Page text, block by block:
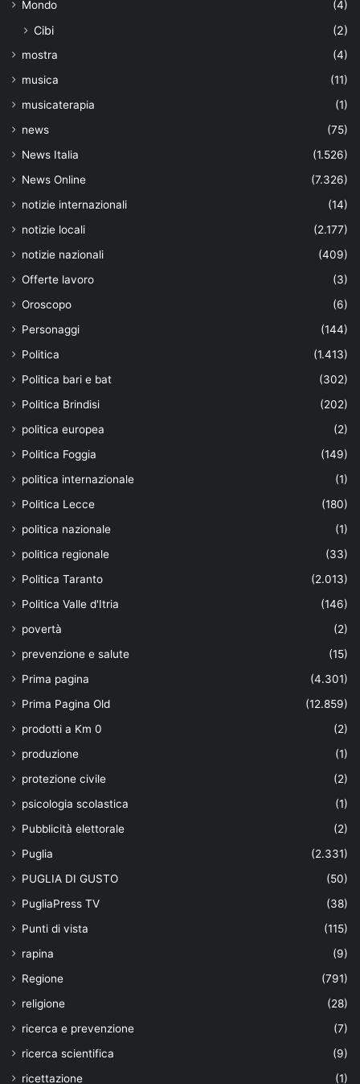
Mondo (4)
Cibi (2)
mostra
(4)
musica
(11)
musicaterapia
(1)
news
(75)
News Italia
(1.526)
News Online
(7.326)
notizie internazionali
(14)
notizie locali
(2.177)
notizie nazionali
(409)
Offerte lavoro
(3)
Oroscopo
(6)
Personaggi
(144)
Politica
(1.413)
Politica bari e bat
(302)
Politica Brindisi
(202)
politica europea
(2)
Politica Foggia
(149)
politica internazionale
(1)
Politica Lecce
(180)
politica nazionale
(1)
politica regionale
(33)
Politica Taranto
(2.013)
Politica Valle d'Itria
(146)
povertà
(2)
prevenzione e salute
(15)
Prima pagina
(4.301)
Prima Pagina Old
(12.859)
prodotti a Km 0
(2)
produzione
(1)
protezione civile
(2)
psicologia scolastica
(1)
Pubblicità elettorale
(2)
Puglia
(2.331)
PUGLIA DI GUSTO
(50)
PugliaPress TV
(38)
Punti di vista
(115)
rapina
(9)
Regione
(791)
religione
(28)
ricerca e prevenzione
(7)
ricerca scientifica
(9)
ricettazione
(1)